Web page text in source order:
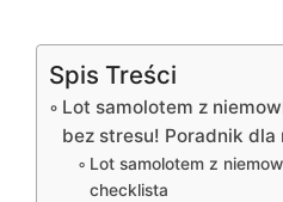
Spis Treści
Lot samolotem z
bez stresu! Poradnik dla
Lot samolotem z
checklista